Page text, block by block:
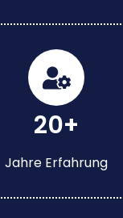
20+
Jahre Erfahrung